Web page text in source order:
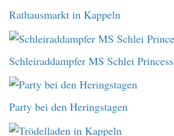
Rathausmarkt in Kappeln
Schleiraddampfer MS Schlei Princess
Party bei den Heringstagen